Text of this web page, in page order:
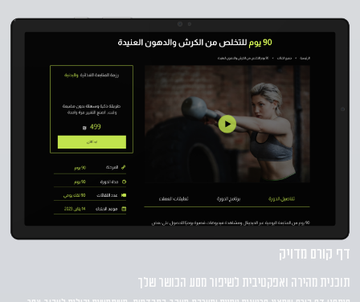
דף קורס מדויק
תוכנית מהירה ואפקטיבית לשיפור מסע הכושר שלך